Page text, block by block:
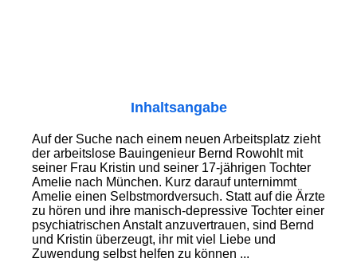
Inhaltsangabe
Auf der Suche nach einem neuen Arbeitsplatz zieht
der arbeitslose Bauingenieur Bernd Rowohlt mit
seiner Frau Kristin und seiner 17-jährigen Tochter
Amelie nach München. Kurz darauf unternimmt
Amelie einen Selbstmordversuch. Statt auf die Ärzte
zu hören und ihre manisch-depressive Tochter einer
psychiatrischen Anstalt anzuvertrauen, sind Bernd
und Kristin überzeugt, ihr mit viel Liebe und
Zuwendung selbst helfen zu können ...